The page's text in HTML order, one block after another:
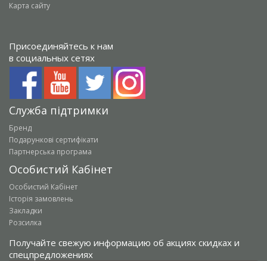
Карта сайту
Присоединяйтесь к нам
в социальных сетях
Служба підтримки
Бренд
Подарункові сертифікати
Партнерська програма
Особистий Кабінет
Особистий Кабінет
Історія замовлень
Закладки
Розсилка
Получайте свежую информацию об акциях скидках и
спецпредложениях